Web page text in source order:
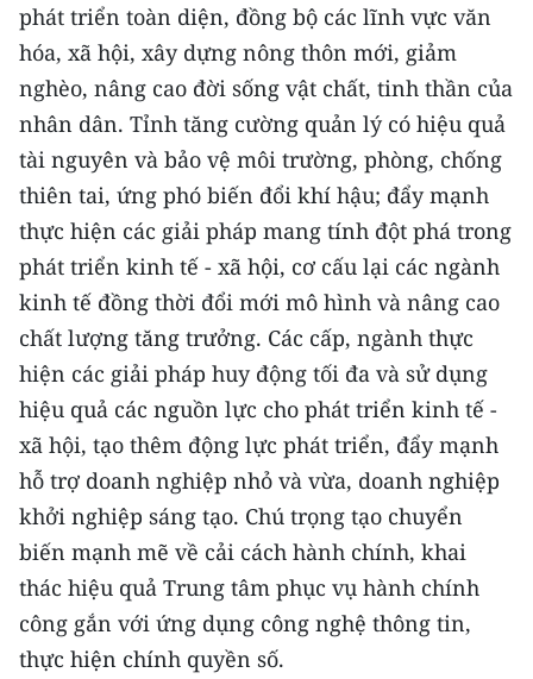
Chuyên trang Hà Nội
Chuyên trang TP. Hồ Chí Minh
CHUYÊN ĐỀ
CÁC CHUYÊN TRANG
VỀ BÁO NHÂN DÂN
THỜI NAY
NHÂN DÂN CUỐI TUẦN
NHÂN DÂN HẰNG THÁNG
MUA BÁO
ĐỌC BÁO IN
ENGLISH
phát triển toàn diện, đồng bộ các lĩnh vực văn
hóa, xã hội, xây dựng nông thôn mới, giảm
nghèo, nâng cao đời sống vật chất, tinh thần của
nhân dân. Tỉnh tăng cường quản lý có hiệu quả
tài nguyên và bảo vệ môi trường, phòng, chống
thiên tai, ứng phó biến đổi khí hậu; đẩy mạnh
thực hiện các giải pháp mang tính đột phá trong
phát triển kinh tế - xã hội, cơ cấu lại các ngành
kinh tế đồng thời đổi mới mô hình và nâng cao
chất lượng tăng trưởng. Các cấp, ngành thực
hiện các giải pháp huy động tối đa và sử dụng
hiệu quả các nguồn lực cho phát triển kinh tế -
xã hội, tạo thêm động lực phát triển, đẩy mạnh
hỗ trợ doanh nghiệp nhỏ và vừa, doanh nghiệp
khởi nghiệp sáng tạo. Chú trọng tạo chuyển
biến mạnh mẽ về cải cách hành chính, khai
thác hiệu quả Trung tâm phục vụ hành chính
công gắn với ứng dụng công nghệ thông tin,
thực hiện chính quyền số.